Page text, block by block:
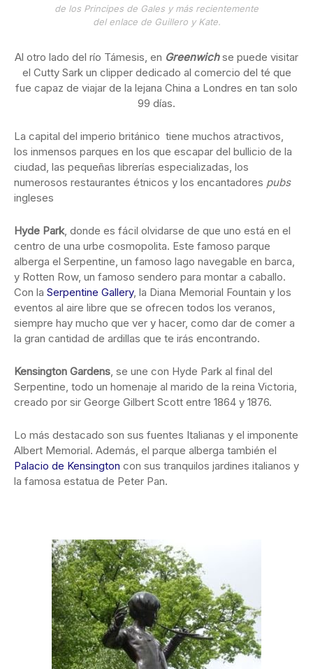
de los Principes de Gales y más recientemente
del enlace de Guillero y Kate.
Al otro lado del río Támesis, en Greenwichse puede visitar
el Cutty Sark un clipper dedicado al comercio del té que
fue capaz de viajar de la lejana China a Londres en tan solo
99 días.
La capital del imperio británico tiene muchos atractivos,
los inmensos parques en los que escapar del bullicio de la
ciudad, las pequeñas librerías especializadas, los
numerosos restaurantes étnicos y los encantadores pubs
ingleses
Hyde Park, donde es fácil olvidarse de que uno está en el
centro de una urbe cosmopolita. Este famoso parque
alberga el Serpentine, un famoso lago navegable en barca,
y Rotten Row, un famoso sendero para montar a caballo.
Con la Serpentine Gallery, la Diana Memorial Fountain y los
eventos al aire libre que se ofrecen todos los veranos,
siempre hay mucho que ver y hacer, como dar de comer a
la gran cantidad de ardillas que te irás encontrando.
Kensington Gardens, se une con Hyde Park al final del
Serpentine, todo un homenaje al marido de la reina Victoria,
creado por sir George Gilbert Scott entre 1864 y 1876.
Lo más destacado son sus fuentes Italianas y el imponente
Albert Memorial. Además, el parque alberga también el
Palacio de Kensington con sus tranquilos jardines italianos y
la famosa estatua de Peter Pan.